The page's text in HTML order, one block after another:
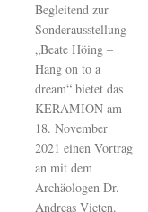
Begleitend zur
Sonderausstellung
„Beate Höing –
Hang on to a
dream“ bietet das
KERAMION am
18. November
2021 einen Vortrag
an mit dem
Archäologen Dr.
Andreas Vieten.